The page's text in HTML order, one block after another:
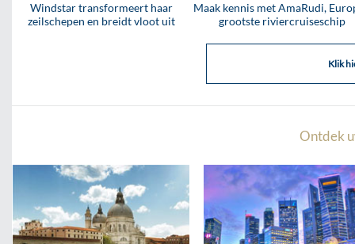
Windstar transformeert haar
zeilschepen en breidt vloot uit
Maak kennis met AmaRudi,
grootste riviercruiseschip
Klik
Ontdek